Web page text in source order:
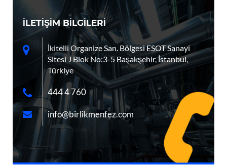
İLETİŞİM BİLGİLERİ
İkitelli Organize San. Bölgesi ESOT Sanayi
Sitesi J Blok No:3-5 Başakşehir, İstanbul,
Türkiye
444 4 760
info@birlikmenfez.com